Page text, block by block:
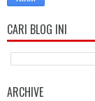
CARI BLOG INI
ARCHIVE